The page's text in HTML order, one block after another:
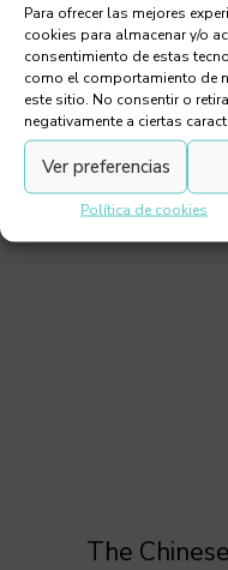
Para ofrecer las mejores
cookies para almacenar y/o
consentimiento de estas
como el comportamiento de
este sitio. No consentir o
negativamente a ciertas
Ver preferencias
Política de cookies
The